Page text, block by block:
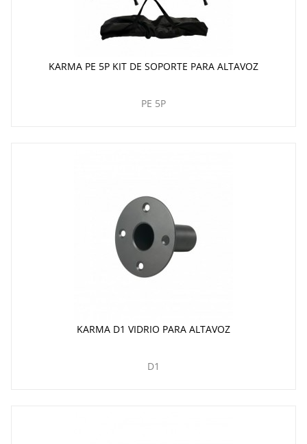
KARMA PE 5P KIT DE SOPORTE PARA ALTAVOZ
PE 5P
KARMA D1 VIDRIO PARA ALTAVOZ
D1